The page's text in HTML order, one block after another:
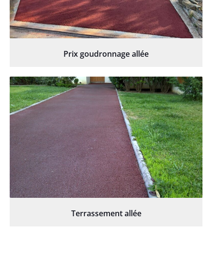
Prix goudronnage allée
Terrassement allée